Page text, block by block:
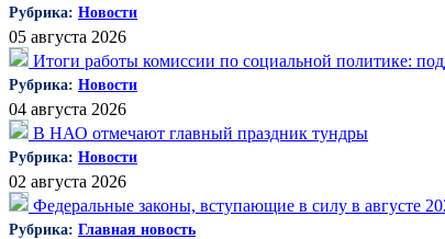
Рубрика: Новости
05 августа 2026
Итоги работы комиссии по социальной политике:
Рубрика: Новости
04 августа 2026
В НАО отмечают главный праздник тундры
Рубрика: Новости
02 августа 2026
Федеральные законы, вступающие в силу в августе
Рубрика: Главная новость